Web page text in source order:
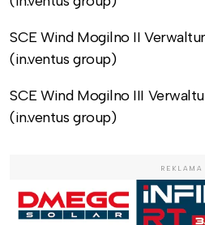
SCE Wind Mogilno II
(in.ventus group)
SCE Wind Mogilno III
(in.ventus group)
REKLAMA